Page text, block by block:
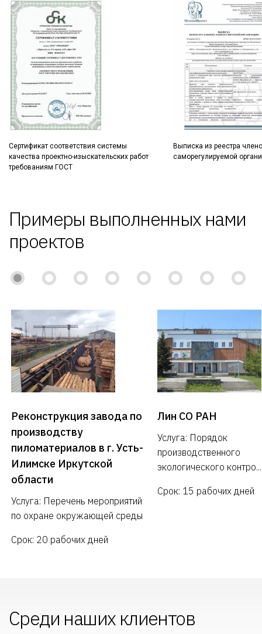
Сертификат соответствия системы
качества проектно-изыскательских работ
требованиям ГОСТ
Выписка из реестра
саморегулируемой
Примеры выполненных нами
проектов
Реконструкция завода по
производству
пиломатериалов в г. Усть-
Илимске Иркутской
области
Услуга: Перечень мероприятий
по охране окружающей среды
Срок: 20 рабочих дней
Лин СО РАН
Услуга: Порядок
производственного
экологического контро...
Срок: 15 рабочих дней
Среди наших клиентов